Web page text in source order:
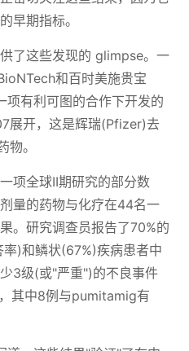
早期指标。
了这些发现的 glimpse。一
和百时美施贵宝
有利可图的合作下开发的
展开，这是辉瑞(Pfizer)去
。
项全球II期研究的部分数
量的药物与化疗在44名一
。研究调查员报告了70%的
)和鳞状(67%)疾病患者中
3级(或"严重")的不良事件
其中8例与pumitamig有